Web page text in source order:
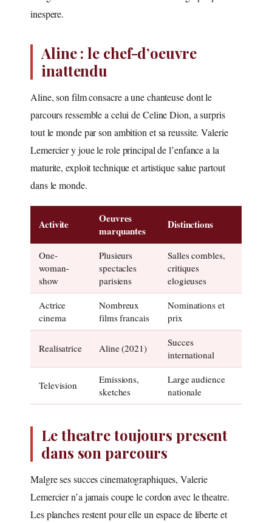
inespere.
Aline : le chef-d’oeuvre
inattendu
Aline, son film consacre a une chanteuse dont le
parcours ressemble a celui de Celine Dion, a surpris
tout le monde par son ambition et sa reussite. Valerie
Lemercier y joue le role principal de l’enfance a la
maturite, exploit technique et artistique salue partout
dans le monde.
Activite
Oeuvres
marquantes
Distinctions
One-
woman-
show
Plusieurs
spectacles
parisiens
Salles combles,
critiques
elogieuses
Actrice
cinema
Nombreux
films francais
Nominations et
prix
Realisatrice Aline (2021)
Succes
international
Television
Emissions,
sketches
Large audience
nationale
Le theatre toujours present
dans son parcours
Malgre ses succes cinematographiques, Valerie
Lemercier n’a jamais coupe le cordon avec le theatre.
Les planches restent pour elle un espace de liberte et